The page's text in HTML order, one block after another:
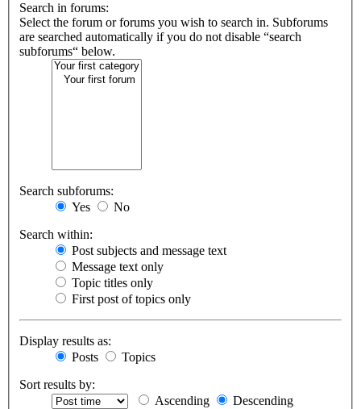
Search in forums:
Select the forum or forums you wish to search in. Subforums
are searched automatically if you do not disable “search
subforums“ below.
Search subforums:
Yes
No
Search within:
Post subjects and message text
Message text only
Topic titles only
First post of topics only
Display results as:
Posts
Topics
Sort results by:
Ascending
Descending